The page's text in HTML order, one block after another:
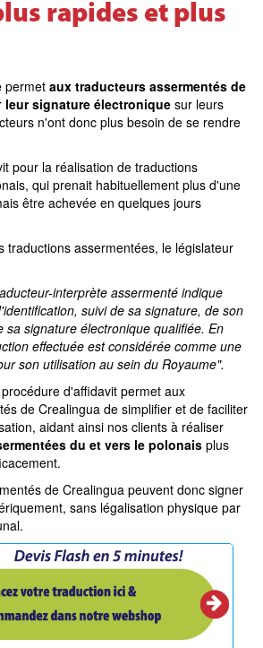
rapides et plus
permet aux traducteurs assermentés de
leur signature électronique sur leurs
n'ont donc plus besoin de se rendre
pour la réalisation de traductions
qui prenait habituellement plus d'une
être achevée en quelques jours
traductions assermentées, le législateur
interprète assermenté indique
suivi de sa signature, de son
sa signature électronique qualifiée. En
effectuée est considérée comme une
son utilisation au sein du Royaume".
d'affidavit permet aux
de Crealingua de simplifier et de faciliter
aidant ainsi nos clients à réaliser
du et vers le polonais plus
de Crealingua peuvent donc signer
sans légalisation physique par